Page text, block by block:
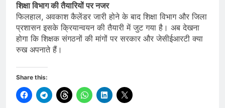
शिक्षा विभाग की तैयारियों पर नजर
फिलहाल, अवकाश कैलेंडर जारी होने के बाद शिक्षा विभाग और जिला
प्रशासन इसके क्रियान्वयन की तैयारी में जुट गया है। अब देखना
होगा कि शिक्षक संगठनों की मांगों पर सरकार और जेसीईआरटी क्या
रुख अपनाते हैं।
Share this: